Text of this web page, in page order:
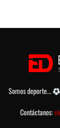
Somos deporte...
Contáctanos: